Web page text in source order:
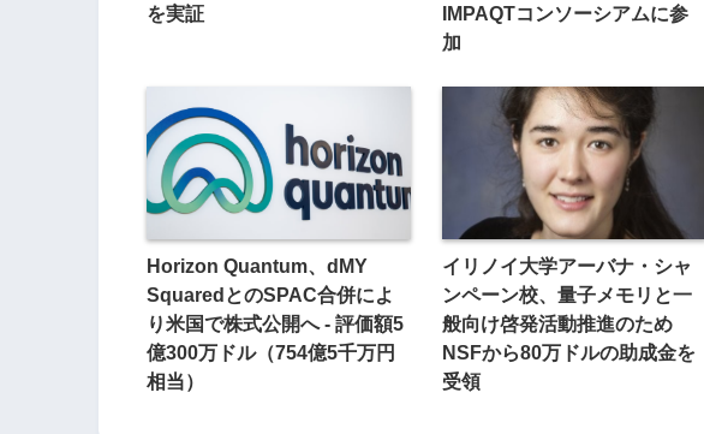
を実証
IMPAQTコンソーシアムに参
加
Horizon Quantum、dMY
SquaredとのSPAC合併によ
り米国で株式公開へ - 評価額5
億300万ドル（754億5千万円
相当）
イリノイ大学アーバナ・シャ
ンペーン校、量子メモリと一
般向け啓発活動推進のため
NSFから80万ドルの助成金を
受領